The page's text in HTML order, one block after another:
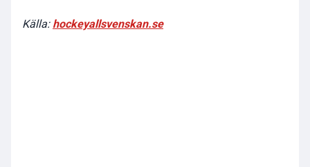
Källa: hockeyallsvenskan.se